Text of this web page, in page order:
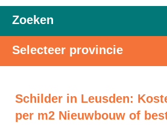
Zoeken
Selecteer provincie
Schilder in Leusden:
per m2 Nieuwbouw of